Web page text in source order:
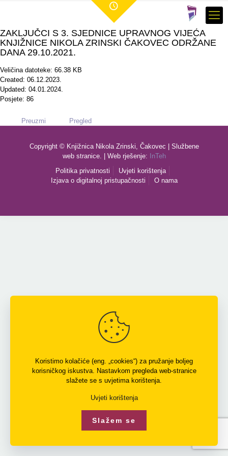
ZAKLJUČCI S 3. SJEDNICE UPRAVNOG VIJEĆA
KNJIŽNICE NIKOLA ZRINSKI ČAKOVEC ODRŽANE
DANA 29.10.2021.
Veličina datoteke: 66.38 KB
Created: 06.12.2023.
Updated: 04.01.2024.
Posjete: 86
Preuzmi Pregled
Copyright © Knjižnica Nikola Zrinski, Čakovec | Službene
web stranice. | Web rješenje:
InTeh
Politika privatnosti
Uvjeti korištenja
Izjava o digitalnoj pristupačnosti
O nama
Koristimo kolačiće (eng. „cookies“) za pružanje boljeg
korisničkog iskustva. Nastavkom pregleda web-stranice
slažete se s uvjetima korištenja.
Uvjeti korištenja
Slažem se